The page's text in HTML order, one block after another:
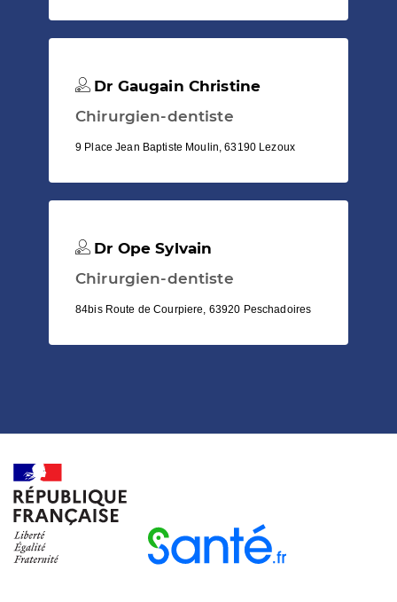
Dr Gaugain Christine
Chirurgien-dentiste
9 Place Jean Baptiste Moulin, 63190 Lezoux
Dr Ope Sylvain
Chirurgien-dentiste
84bis Route de Courpiere, 63920 Peschadoires